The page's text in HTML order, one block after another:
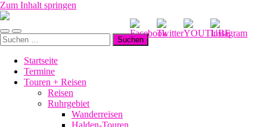
Zum Inhalt springen
Manu-
go
Mobile-
Menü
Suchfeld
ein-/ausblenden
Suchen
nach:
Startseite
Termine
Touren + Reisen
Reisen
Ruhrgebiet
Wanderreisen
Halden-Touren